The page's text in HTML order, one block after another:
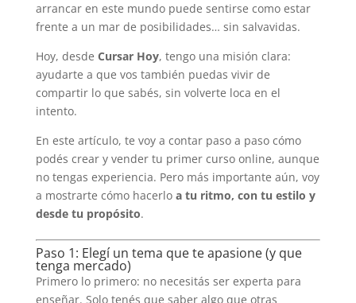
arrancar en este mundo puede sentirse como estar
frente a un mar de posibilidades… sin salvavidas.
Hoy, desde Cursar Hoy, tengo una misión clara:
ayudarte a que vos también puedas vivir de
compartir lo que sabés, sin volverte loca en el
intento.
En este artículo, te voy a contar paso a paso cómo
podés crear y vender tu primer curso online, aunque
no tengas experiencia. Pero más importante aún, voy
a mostrarte cómo hacerlo a tu ritmo, con tu estilo y
desde tu propósito.
Paso 1: Elegí un tema que te apasione (y que
tenga mercado)
Primero lo primero: no necesitás ser experta para
enseñar. Solo tenés que saber algo que otras